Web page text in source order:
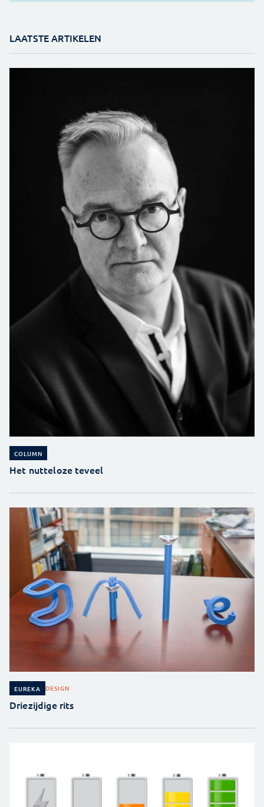
LAATSTE ARTIKELEN
COLUMN
Het nutteloze teveel
EUREKA DESIGN
Driezijdige rits